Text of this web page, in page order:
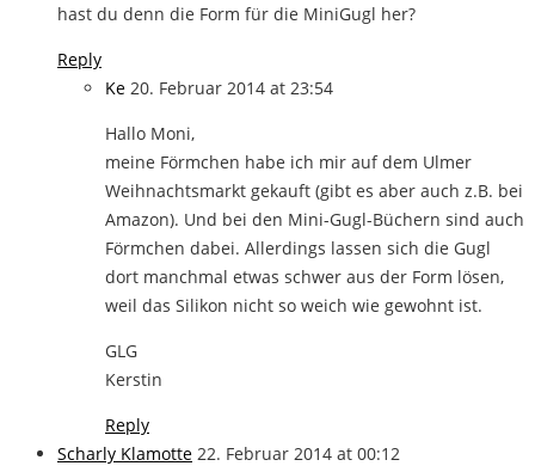
hast du denn die Form für die MiniGugl her?
Reply
Ke 20. Februar 2014 at 23:54
Hallo Moni,
meine Förmchen habe ich mir auf dem Ulmer
Weihnachtsmarkt gekauft (gibt es aber auch z.B. bei
Amazon). Und bei den Mini-Gugl-Büchern sind auch
Förmchen dabei. Allerdings lassen sich die Gugl
dort manchmal etwas schwer aus der Form lösen,
weil das Silikon nicht so weich wie gewohnt ist.
GLG
Kerstin
Reply
Scharly Klamotte 22. Februar 2014 at 00:12